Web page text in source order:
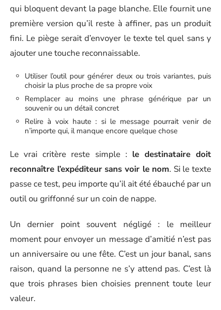
qui bloquent devant la page blanche. Elle fournit une
première version qu’il reste à affiner, pas un produit
fini. Le piège serait d’envoyer le texte tel quel sans y
ajouter une touche reconnaissable.
Utiliser l’outil pour générer deux ou trois variantes, puis
choisir la plus proche de sa propre voix
Remplacer au moins une phrase générique par un
souvenir ou un détail concret
Relire à voix haute : si le message pourrait venir de
n’importe qui, il manque encore quelque chose
Le vrai critère reste simple : le destinataire doit
reconnaître l’expéditeur sans voir le nom. Si le texte
passe ce test, peu importe qu’il ait été ébauché par un
outil ou griffonné sur un coin de nappe.
Un dernier point souvent négligé : le meilleur
moment pour envoyer un message d’amitié n’est pas
un anniversaire ou une fête. C’est un jour banal, sans
raison, quand la personne ne s’y attend pas. C’est là
que trois phrases bien choisies prennent toute leur
valeur.